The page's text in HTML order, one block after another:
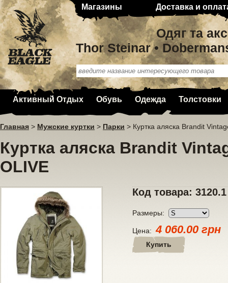
Магазины Доставка и
Одяг та
Thor Steinar •
Активный Отдых Обувь Одежда Толстовки
Главная > Мужские куртки > Парки > Куртка аляска Brandit
Куртка аляска Brandit
OLIVE
Код товара: 3120.1
Размеры:
Цена:4 060.00 грн
Купить